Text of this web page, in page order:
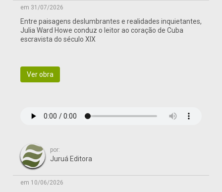
em 31/07/2026
Entre paisagens deslumbrantes e realidades inquietantes,
Julia Ward Howe conduz o leitor ao coração de Cuba
escravista do século XIX
Ver obra
por:
Juruá Editora
em 10/06/2026